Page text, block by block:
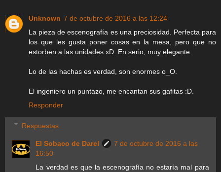
Unknown 7 de octubre de 2016 a las 12:24
La pieza de escenografía es una preciosidad. Perfecta para
los que les gusta poner cosas en la mesa, pero que no
estorben a las unidades xD. En serio, muy elegante.
Lo de las hachas es verdad, son enormes o_O.
El ingeniero un puntazo, me encantan sus gafitas :D.
Responder
Respuestas
El Sobaco de Darel
7 de octubre de 2016 a las
16:50
La verdad es que la escenografía no estaría mal para